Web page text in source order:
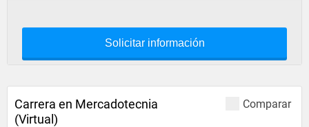
Solicitar información
Comparar
Carrera en Mercadotecnia
(Virtual)